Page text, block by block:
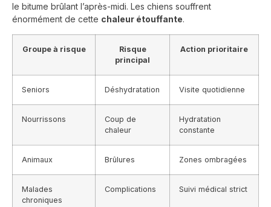
le bitume brûlant l’après-midi. Les chiens souffrent
énormément de cette chaleur étouffante.
Groupe à risque
Risque
principal
Action prioritaire
Seniors Déshydratation Visite quotidienne
Nourrissons
Coup de
chaleur
Hydratation
constante
Animaux Brûlures Zones ombragées
Malades
chroniques
Complications Suivi médical strict